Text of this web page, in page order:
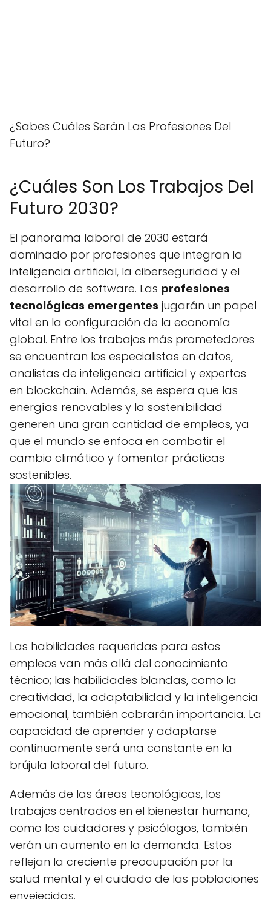
¿Sabes Cuáles Serán Las Profesiones Del
Futuro?
¿Cuáles Son Los Trabajos Del
Futuro 2030?
El panorama laboral de 2030 estará
dominado por profesiones que integran la
inteligencia artificial, la ciberseguridad y el
desarrollo de software. Las profesiones
tecnológicas emergentes jugarán un papel
vital en la configuración de la economía
global. Entre los trabajos más prometedores
se encuentran los especialistas en datos,
analistas de inteligencia artificial y expertos
en blockchain. Además, se espera que las
energías renovables y la sostenibilidad
generen una gran cantidad de empleos, ya
que el mundo se enfoca en combatir el
cambio climático y fomentar prácticas
sostenibles.
Las habilidades requeridas para estos
empleos van más allá del conocimiento
técnico; las habilidades blandas, como la
creatividad, la adaptabilidad y la inteligencia
emocional, también cobrarán importancia. La
capacidad de aprender y adaptarse
continuamente será una constante en la
brújula laboral del futuro.
Además de las áreas tecnológicas, los
trabajos centrados en el bienestar humano,
como los cuidadores y psicólogos, también
verán un aumento en la demanda. Estos
reflejan la creciente preocupación por la
salud mental y el cuidado de las poblaciones
envejecidas.